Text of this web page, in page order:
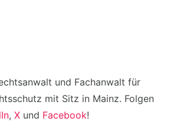
und Fachanwalt für
mit Sitz in Mainz. Folgen
, X und Facebook!